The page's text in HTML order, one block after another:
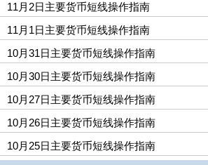
11月2日主要货币短线操作指南
11月1日主要货币短线操作指南
10月31日主要货币短线操作指南
10月30日主要货币短线操作指南
10月27日主要货币短线操作指南
10月26日主要货币短线操作指南
10月25日主要货币短线操作指南